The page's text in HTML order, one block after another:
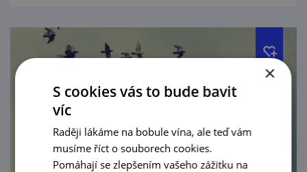
×
S cookies vás to bude bavit
víc
Raději lákáme na bobule vína, ale teď vám
musíme říct o souborech cookies.
Pomáhají se zlepšením vašeho zážitku na